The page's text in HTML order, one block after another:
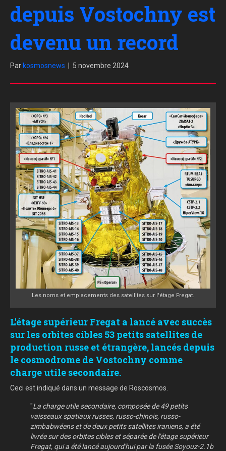
depuis Vostochny est
devenu un record
Par kosmosnews 5 novembre 2024
Les noms et emplacements des satellites sur l'étage Fregat.
L'étage supérieur Fregat a lancé avec succès
sur les orbites cibles 53 petits satellites de
production russe et étrangère, lancés depuis
le cosmodrome de Vostochny comme
charge utile secondaire.
Ceci est indiqué dans un message de Roscosmos.
"La charge utile secondaire, composée de 49 petits
vaisseaux spatiaux russes, russo-chinois, russo-
zimbabwéens et de deux petits satellites iraniens, a été
livrée sur des orbites cibles et séparée de l'étage supérieur
Fregat, qui a été lancé aujourd'hui par la fusée Soyouz-2.1b